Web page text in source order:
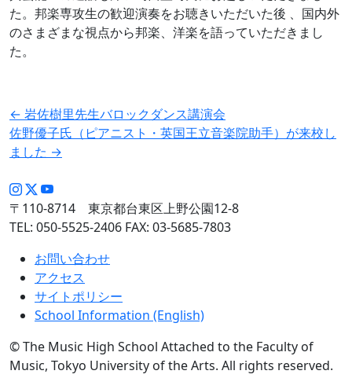
た。邦楽専攻生の歓迎演奏をお聴きいただいた後 、国内外
のさまざまな視点から邦楽、洋楽を語っていただきまし
た。
投
稿
ナ
ビ
ゲ
ー
シ
ョ
ン
← 岩佐樹里先生バロックダンス講演会
佐野優子氏（ピアニスト・英国王立音楽院助手）が来校し
ました →
〒110-8714 東京都台東区上野公園12-8
TEL: 050-5525-2406 FAX: 03-5685-7803
お問い合わせ
アクセス
サイトポリシー
School Information (English)
© The Music High School Attached to the Faculty of
Music, Tokyo University of the Arts. All rights reserved.